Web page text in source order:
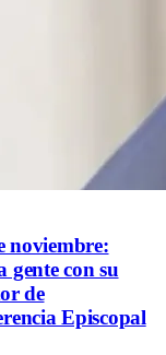
noviembre:
gente con su
de
Episcopal